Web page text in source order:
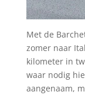
Met de
zomer naar
kilometer in
waar nodig
aangenaam,